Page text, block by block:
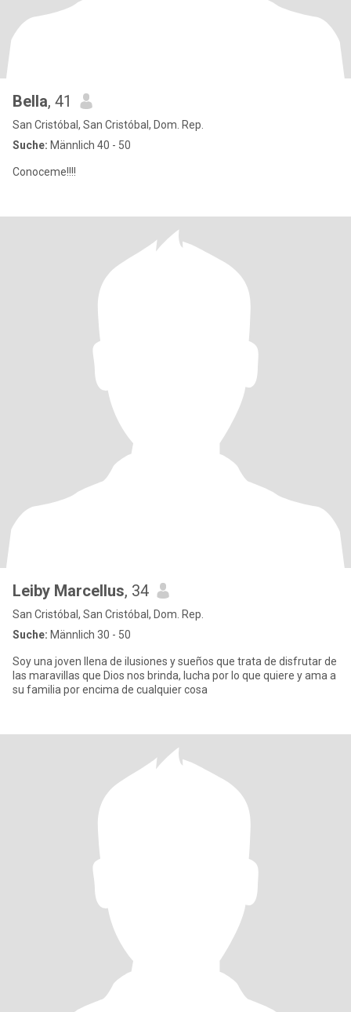
Bella, 41
San Cristóbal, San Cristóbal, Dom. Rep.
Suche: Männlich 40 - 50
Conoceme!!!!
Leiby Marcellus, 34
San Cristóbal, San Cristóbal, Dom. Rep.
Suche: Männlich 30 - 50
Soy una joven llena de ilusiones y sueños que trata de disfrutar de
las maravillas que Dios nos brinda, lucha por lo que quiere y ama a
su familia por encima de cualquier cosa